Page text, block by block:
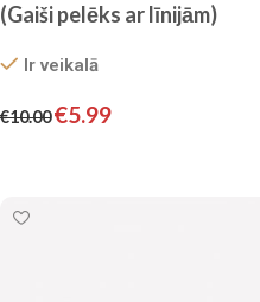
(Gaiši pelēks ar līnijām)
Ir veikalā
€10.00€5.99